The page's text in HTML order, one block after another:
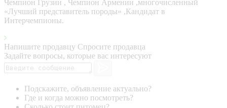
Чемпион Грузии , Чемпион Армении ,многочисленный
«Лучший представитель породы» ,Кандидат в
Интерчемпионы.
Напишите продавцу Спросите продавца
Задайте вопросы, которые вас интересуют
Подскажите, объявление актуально?
Где и когда можно посмотреть?